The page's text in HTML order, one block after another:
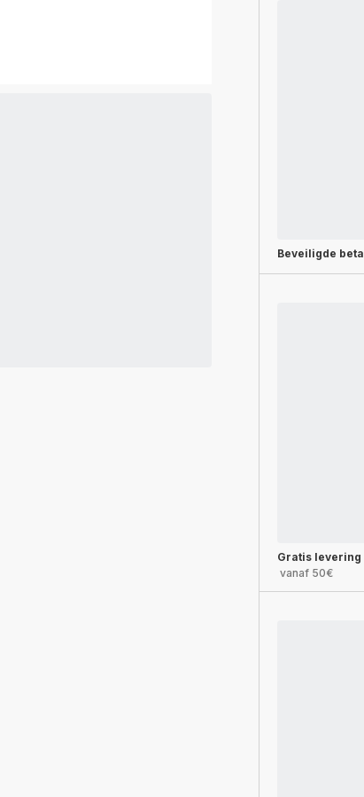
Beveiligde
Gratis levering
vanaf 50€